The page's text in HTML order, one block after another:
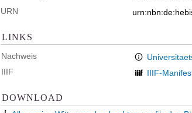
URN
LINKS
Nachweis
IIIF
IIIF-
DOWNLOAD